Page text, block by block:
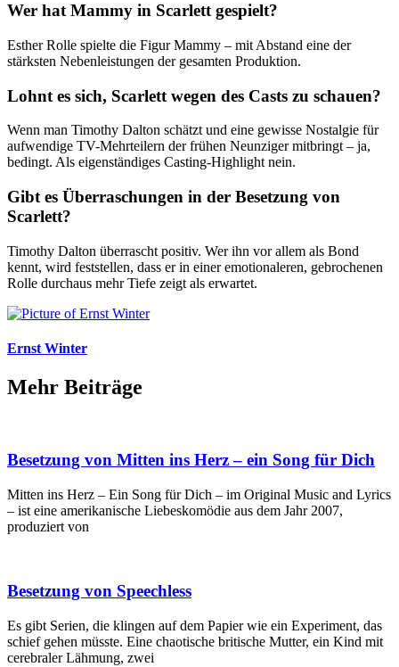
Wer hat Mammy in Scarlett gespielt?
Esther Rolle spielte die Figur Mammy – mit Abstand eine der
stärksten Nebenleistungen der gesamten Produktion.
Lohnt es sich, Scarlett wegen des Casts zu schauen?
Wenn man Timothy Dalton schätzt und eine gewisse Nostalgie für
aufwendige TV-Mehrteilern der frühen Neunziger mitbringt – ja,
bedingt. Als eigenständiges Casting-Highlight nein.
Gibt es Überraschungen in der Besetzung von
Scarlett?
Timothy Dalton überrascht positiv. Wer ihn vor allem als Bond
kennt, wird feststellen, dass er in einer emotionaleren, gebrochenen
Rolle durchaus mehr Tiefe zeigt als erwartet.
Ernst Winter
Mehr Beiträge
Besetzung von Mitten ins Herz – ein Song für Dich
Mitten ins Herz – Ein Song für Dich – im Original Music and Lyrics
– ist eine amerikanische Liebeskomödie aus dem Jahr 2007,
produziert von
Besetzung von Speechless
Es gibt Serien, die klingen auf dem Papier wie ein Experiment, das
schief gehen müsste. Eine chaotische britische Mutter, ein Kind mit
cerebraler Lähmung, zwei